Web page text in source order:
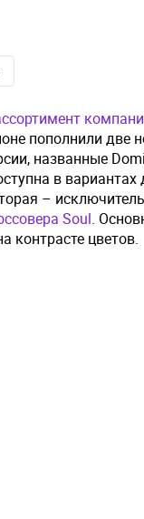
пополнили две
названные
в
–
Soul.
контрасте цветов.